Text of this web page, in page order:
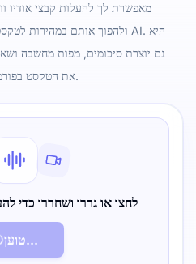
גם יוצרת סיכומים, מפות מחשבה
את הטקסט בפורמטים שונים.
לחצו או גררו ושחררו כדי
טוען...